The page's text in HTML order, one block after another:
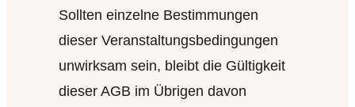
Sollten einzelne Bestimmungen
dieser Veranstaltungsbedingungen
unwirksam sein, bleibt die Gültigkeit
dieser AGB im Übrigen davon